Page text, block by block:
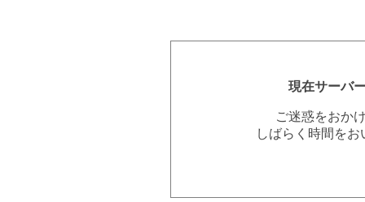
現在サーバ
ご迷惑をおか
しばらく時間を